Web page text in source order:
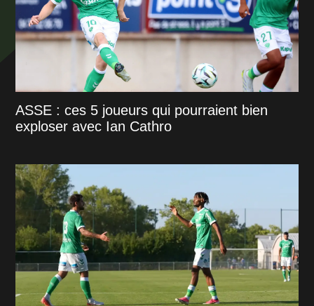
ASSE : ces 5 joueurs qui pourraient bien
exploser avec Ian Cathro